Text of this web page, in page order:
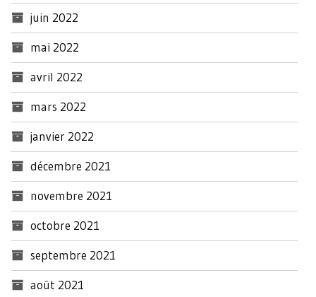
juin 2022
mai 2022
avril 2022
mars 2022
janvier 2022
décembre 2021
novembre 2021
octobre 2021
septembre 2021
août 2021